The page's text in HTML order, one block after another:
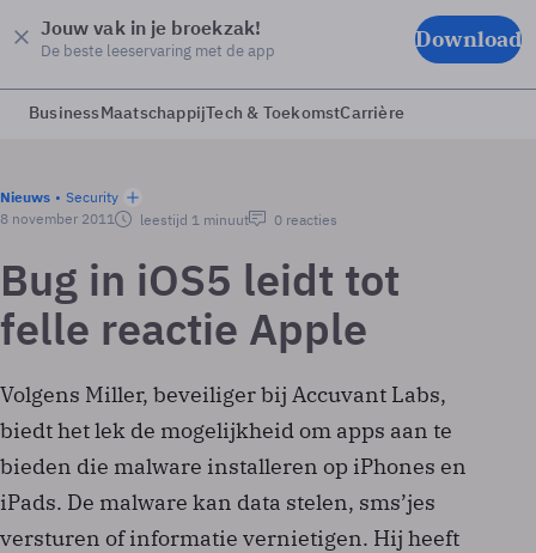
Jouw vak in je broekzak!
De beste leeservaring met de app Download
BusinessMaatschappijTech & ToekomstCarrière
Nieuws
Security
8 november 2011
leestijd 1 minuut 0 reacties
Bug in iOS5 leidt tot
felle reactie Apple
Volgens Miller, beveiliger bij Accuvant Labs,
biedt het lek de mogelijkheid om apps aan te
bieden die malware installeren op iPhones en
iPads. De malware kan data stelen, sms’jes
versturen of informatie vernietigen. Hij heeft